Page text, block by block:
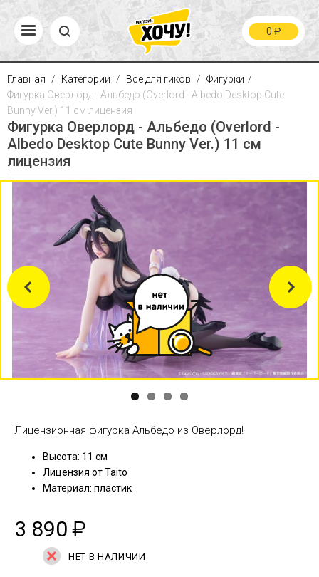
0 ₽
Главная Категории Все для гиков
Фигурки
Фигурка Оверлорд - Альбедо (Overlord - Albedo Desktop Cute
Bunny Ver.) 11 см лицензия
Фигурка Оверлорд - Альбедо (Overlord -
Albedo Desktop Cute Bunny Ver.) 11 см
лицензия
Лицензионная фигурка Альбедо из Оверлорд!
Высота: 11 см
Лицензия от Taito
Материал: пластик
3 890 ₽
НЕТ В НАЛИЧИИ